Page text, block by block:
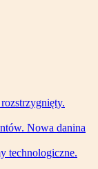
Nowa danina
technologiczne.